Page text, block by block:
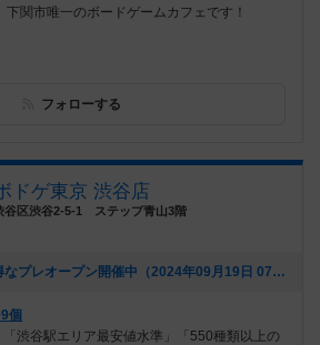
関市唯一のボードゲームカフェです！
フォローする
ドゲ東京 渋谷店
谷区渋谷2-5-1 ステップ青山3階
[NEW] 【期間限定】お得なプレオープン開催中（2024年09月19日 07時32分）
個
「渋谷駅エリア最安値水準」「550種類以上の